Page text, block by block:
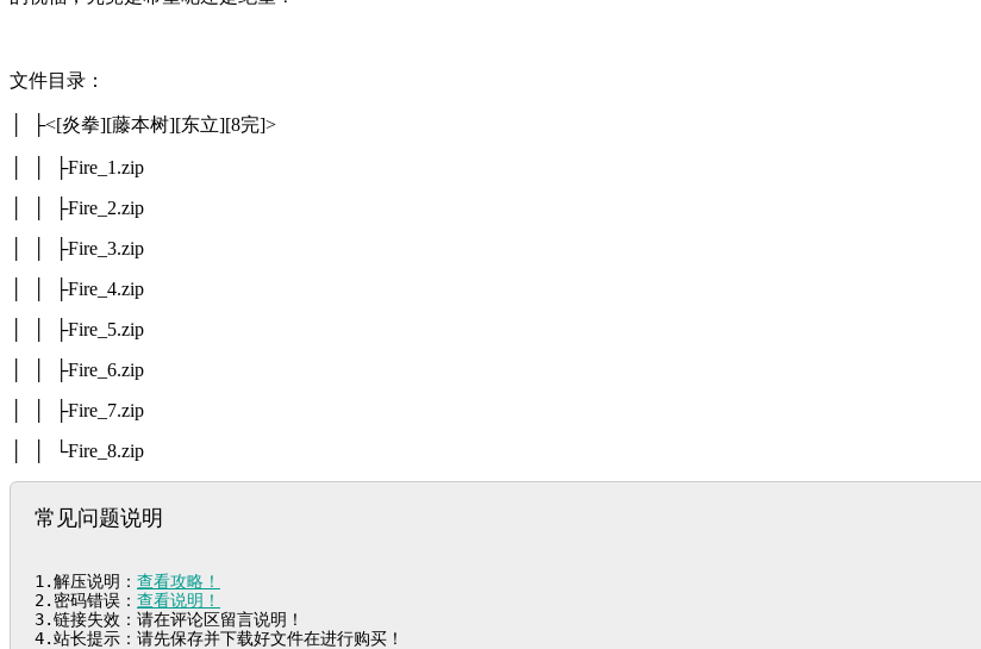
文件目录：
│ ├<[炎拳][藤本树][东立][8完]>
│ │ ├Fire_1.zip
│ │ ├Fire_2.zip
│ │ ├Fire_3.zip
│ │ ├Fire_4.zip
│ │ ├Fire_5.zip
│ │ ├Fire_6.zip
│ │ ├Fire_7.zip
│ │ └Fire_8.zip
常见问题说明
1.解压说明： 查看攻略！
2.密码错误： 查看说明！
3.链接失效：请在评论区留言说明！
4.站长提示：请先保存并下载好文件在进行购买！